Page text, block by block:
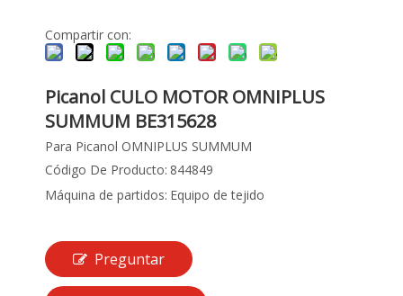
Compartir con:
Picanol CULO MOTOR OMNIPLUS
SUMMUM BE315628
Para Picanol OMNIPLUS SUMMUM
Código De Producto: 844849
Máquina de partidos: Equipo de tejido
Preguntar